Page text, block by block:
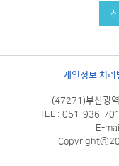
개인정보 처리
(47271)부산광
TEL : 051-936-
E-